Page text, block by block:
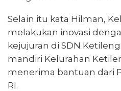
Selain itu kata Hilman,
melakukan inovasi
kejujuran di SDN
mandiri Kelurahan
menerima bantuan dari
RI.